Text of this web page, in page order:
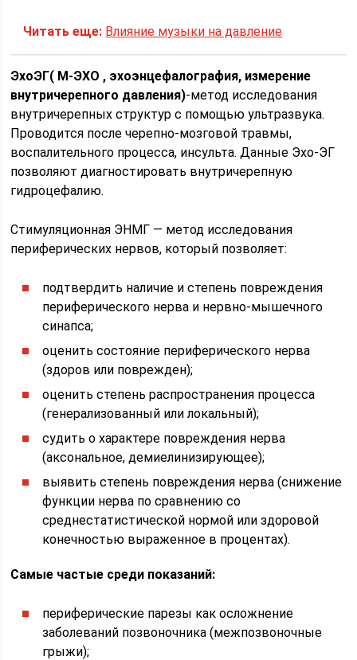
Читать еще: Влияние музыки на давление
ЭхоЭГ( М-ЭХО , эхоэнцефалография, измерение
внутричерепного давления)-метод исследования
внутричерепных структур с помощью ультразвука.
Проводится после черепно-мозговой травмы,
воспалительного процесса, инсульта. Данные Эхо-ЭГ
позволяют диагностировать внутричерепную
гидроцефалию.
Cтимуляционная ЭНМГ — метод исследования
периферических нервов, который позволяет:
подтвердить наличие и степень повреждения
периферического нерва и нервно-мышечного
синапса;
оценить состояние периферического нерва
(здоров или поврежден);
оценить степень распространения процесса
(генерализованный или локальный);
судить о характере повреждения нерва
(аксональное, демиелинизирующее);
выявить степень повреждения нерва (снижение
функции нерва по сравнению со
среднестатистической нормой или здоровой
конечностью выраженное в процентах).
Самые частые среди показаний:
периферические парезы как осложнение
заболеваний позвоночника (межпозвоночные
грыжи);